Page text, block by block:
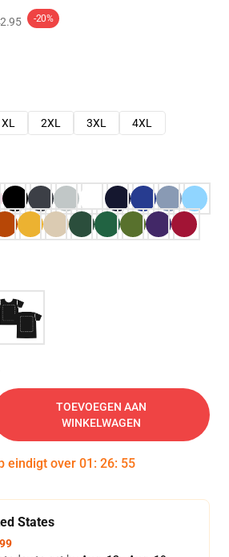
-20%
XL 2XL 3XL
4XL
TOEVOEGEN AAN
WINKELWAGEN
eindigt over 01 : 26: 54
States